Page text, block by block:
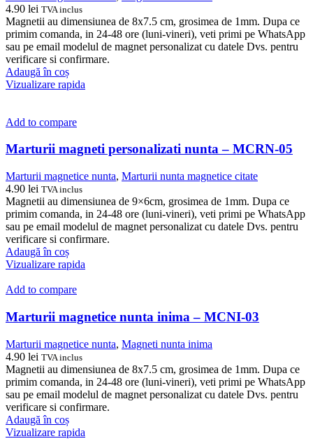
4.90 lei TVA inclus
Magnetii au dimensiunea de 8x7.5 cm, grosimea de 1mm. Dupa ce
primim comanda, in 24-48 ore (luni-vineri), veti primi pe WhatsApp
sau pe email modelul de magnet personalizat cu datele Dvs. pentru
verificare si confirmare.
Adaugă în coș
Vizualizare rapida
Add to compare
Marturii magneti personalizati nunta – MCRN-05
Marturii magnetice nunta, Marturii nunta magnetice citate
4.90 lei TVA inclus
Magnetii au dimensiunea de 9×6cm, grosimea de 1mm. Dupa ce
primim comanda, in 24-48 ore (luni-vineri), veti primi pe WhatsApp
sau pe email modelul de magnet personalizat cu datele Dvs. pentru
verificare si confirmare.
Adaugă în coș
Vizualizare rapida
Add to compare
Marturii magnetice nunta inima – MCNI-03
Marturii magnetice nunta, Magneti nunta inima
4.90 lei TVA inclus
Magnetii au dimensiunea de 8x7.5 cm, grosimea de 1mm. Dupa ce
primim comanda, in 24-48 ore (luni-vineri), veti primi pe WhatsApp
sau pe email modelul de magnet personalizat cu datele Dvs. pentru
verificare si confirmare.
Adaugă în coș
Vizualizare rapida